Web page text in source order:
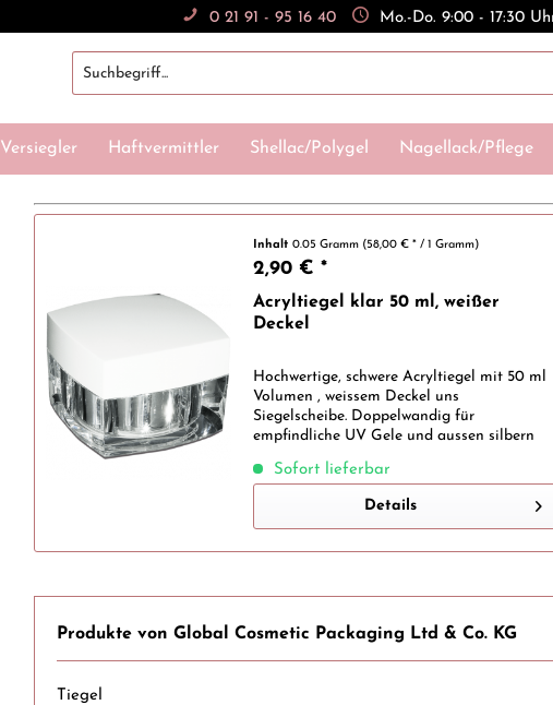
0 21 91 - 95 16 40 Mo.-Do. 9:00 - 17:30
Versiegler Haftvermittler Shellac/Polygel Nagellack/Pflege
Inhalt0.05 Gramm (58,00 € * / 1 Gramm)
2,90 € *
Acryltiegel klar 50 ml, weißer
Deckel
Hochwertige, schwere Acryltiegel mit 50 ml
Volumen , weissem Deckel uns
Siegelscheibe. Doppelwandig für
empfindliche UV Gele und aussen silbern
Lichtundurchlässigkeit. Der Tiegel besticht
durch die absolute Klarheit...
Sofort lieferbar
Details
Produkte von Global Cosmetic Packaging Ltd & Co. KG
Tiegel